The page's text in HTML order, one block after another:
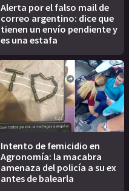
Alerta por el falso mail de
correo argentino: dice que
tienen un envío pendiente y
es una estafa
Intento de femicidio en
Agronomía: la macabra
amenaza del policía a su ex
antes de balearla